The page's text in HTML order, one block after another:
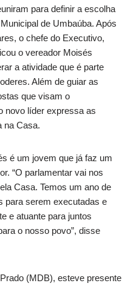
para definir a escolha
de Umbaúba. Após
o chefe do Executivo,
o vereador Moisés
a atividade que é parte
Além de guiar as
que visam o
novo líder expressa as
na Casa.
é um jovem que já faz um
“O parlamentar vai nos
Casa. Temos um ano de
para serem executadas e
e atuante para juntos
o nosso povo”, disse
(MDB), esteve presente